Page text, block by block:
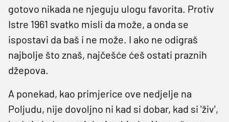
gotovo nikada ne njeguju ulogu favorita. Protiv
Istre 1961 svatko misli da može, a onda se
ispostavi da baš i ne može. I ako ne odigraš
najbolje što znaš, najčešće ćeš ostati praznih
džepova.
A ponekad, kao primjerice ove nedjelje na
Poljudu, nije dovoljno ni kad si dobar, kad si 'živ',